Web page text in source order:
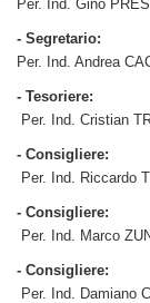
Per. Ind. Gino
- Segretario:
Per. Ind. Andrea
- Tesoriere:
Per. Ind. Cristian
- Consigliere:
Per. Ind. Riccardo
- Consigliere:
Per. Ind. Marco
- Consigliere:
Per. Ind. Damiano